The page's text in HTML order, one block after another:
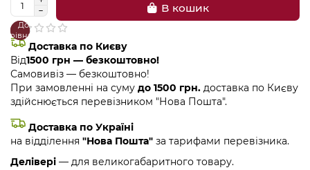
В кошик
В
закладки
До
Доставка по Києву
Від1500 грн — безкоштовно!
Самовивіз — безкоштовно!
При замовленні на суму до 1500 грн. доставка по Києву
здійснюється перевізником "Нова Пошта".
Доставка по Україні
на відділення "Нова Пошта" за тарифами перевізника.
Делівері — для великогабаритного товару.